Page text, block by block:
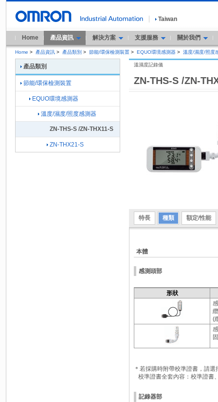
Taiwan
Home 產品資訊 解決方案 支援服務 關於我們
Home > 產品資訊 > 產品類別 > 節能/環保檢測裝置 > EQUO環境感測器 > 溫度/濕度/照度
ZN-THS-S /ZN-
溫濕度記錄儀
特長 種類 額定/性能
本體
感測頭部
形狀
(
＊若採購時附帶校準證書，請選
校準證書全套內容：校準證書
記錄器部
產品類別
節能/環保檢測裝置
EQUO環境感測器
溫度/濕度/照度感測器
ZN-THS-S /ZN-THX11-S
ZN-THX21-S